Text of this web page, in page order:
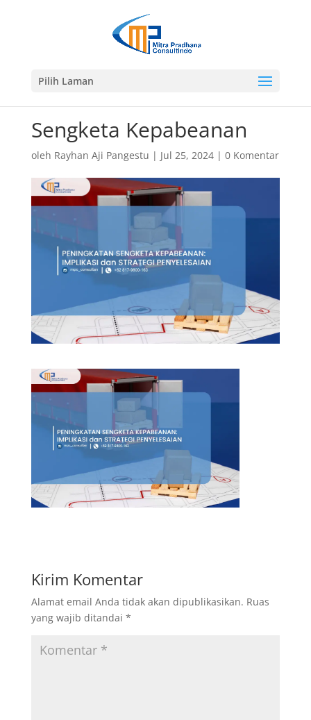
Pilih Laman
Sengketa Kepabeanan
oleh Rayhan Aji Pangestu | Jul 25, 2024| 0 Komentar
Kirim Komentar
Alamat email Anda tidak akan dipublikasikan. Ruas
yang wajib ditandai *